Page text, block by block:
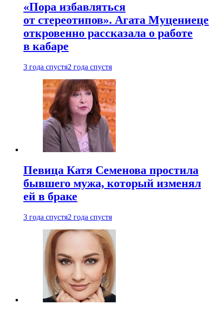
«Пора избавляться
от стереотипов». Агата Муцениеце
откровенно рассказала о работе
в кабаре
3 года спустя2 года спустя
Певица Катя Семенова простила
бывшего мужа, который изменял
ей в браке
3 года спустя2 года спустя